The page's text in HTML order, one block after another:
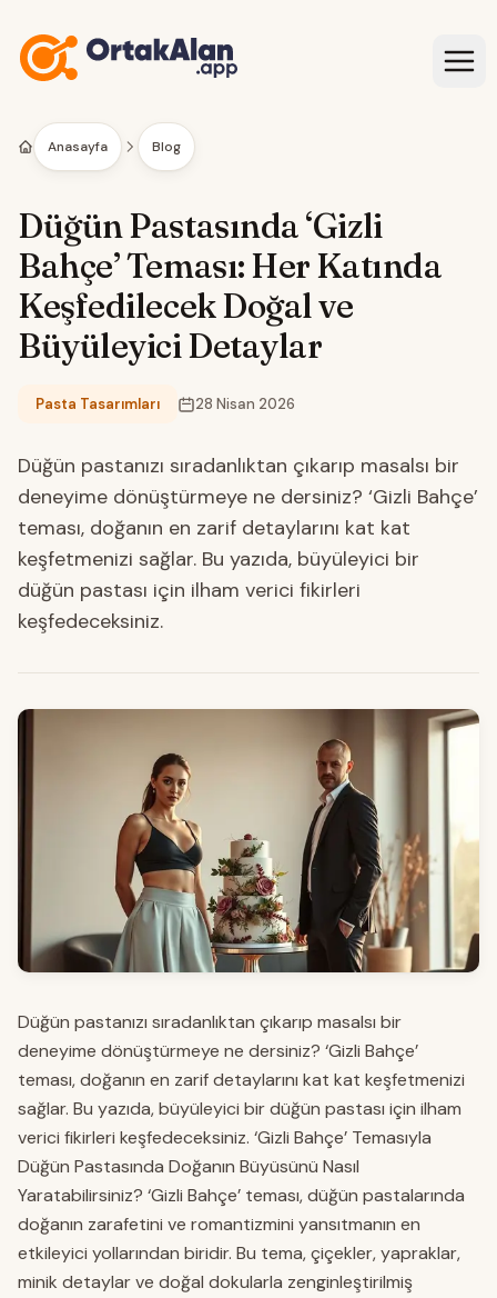
İçeriğe geç
Anasayfa Blog
Düğün Pastasında ‘Gizli
Bahçe’ Teması: Her Katında
Keşfedilecek Doğal ve
Büyüleyici Detaylar
Kategori:
Pasta Tasarımları 28 Nisan 2026
Düğün pastanızı sıradanlıktan çıkarıp masalsı bir
deneyime dönüştürmeye ne dersiniz? ‘Gizli Bahçe’
teması, doğanın en zarif detaylarını kat kat
keşfetmenizi sağlar. Bu yazıda, büyüleyici bir
düğün pastası için ilham verici fikirleri
keşfedeceksiniz.
Düğün pastanızı sıradanlıktan çıkarıp masalsı bir
deneyime dönüştürmeye ne dersiniz? ‘Gizli Bahçe’
teması, doğanın en zarif detaylarını kat kat keşfetmenizi
sağlar. Bu yazıda, büyüleyici bir düğün pastası için ilham
verici fikirleri keşfedeceksiniz. ‘Gizli Bahçe’ Temasıyla
Düğün Pastasında Doğanın Büyüsünü Nasıl
Yaratabilirsiniz? ‘Gizli Bahçe’ teması, düğün pastalarında
doğanın zarafetini ve romantizmini yansıtmanın en
etkileyici yollarından biridir. Bu tema, çiçekler, yapraklar,
minik detaylar ve doğal dokularla zenginleştirilmiş